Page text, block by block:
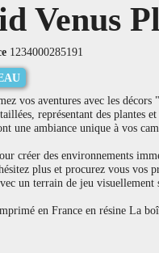
Venus
1234000285191
vos aventures avec les décors
représentant des plantes
une ambiance unique à vos
créer des environnements
plus et procurez vous vos
un terrain de jeu visuellement
en France en résine La